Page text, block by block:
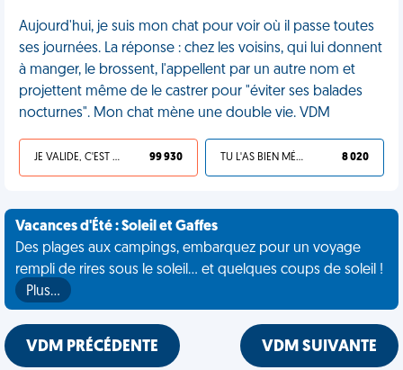
Aujourd'hui, je suis mon chat pour voir où il passe toutes
ses journées. La réponse : chez les voisins, qui lui donnent
à manger, le brossent, l'appellent par un autre nom et
projettent même de le castrer pour "éviter ses balades
nocturnes". Mon chat mène une double vie. VDM
JE VALIDE, C'EST UNE VDM 99 930 TU L'AS BIEN MÉRITÉ 8 020
Vacances d'Été : Soleil et Gaffes
Des plages aux campings, embarquez pour un voyage
rempli de rires sous le soleil... et quelques coups de soleil !
Plus…
VDM PRÉCÉDENTE VDM SUIVANTE